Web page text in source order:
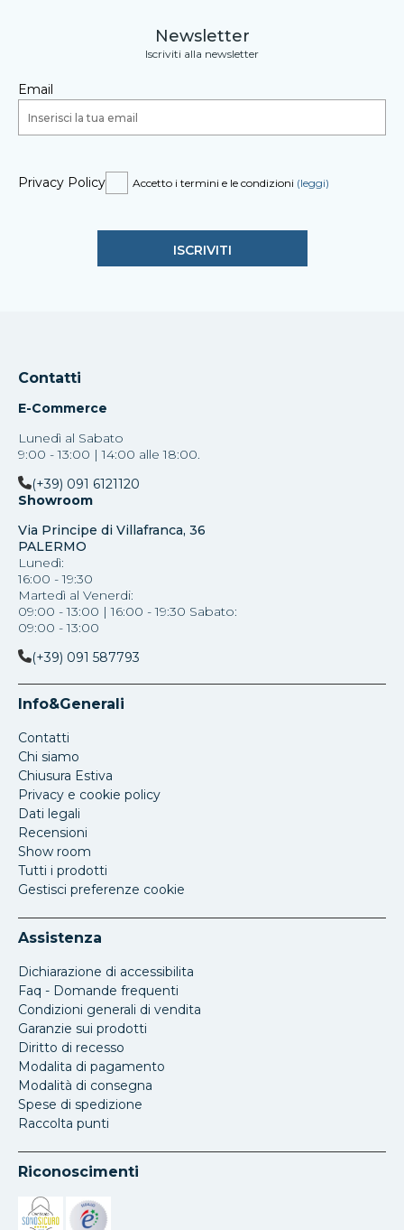
Newsletter
Iscriviti alla newsletter
Email
Privacy Policy Accetto i termini e le condizioni (leggi)
Contatti
E-Commerce
Lunedì al Sabato
9:00 - 13:00 | 14:00 alle 18:00.
(+39) 091 6121120
Showroom
Via Principe di Villafranca, 36
PALERMO
Lunedì:
16:00 - 19:30
Martedì al Venerdi:
09:00 - 13:00 | 16:00 - 19:30 Sabato:
09:00 - 13:00
(+39) 091 587793
Info&Generali
Contatti
Chi siamo
Chiusura Estiva
Privacy e cookie policy
Dati legali
Recensioni
Show room
Tutti i prodotti
Gestisci preferenze cookie
Assistenza
Dichiarazione di accessibilita
Faq - Domande frequenti
Condizioni generali di vendita
Garanzie sui prodotti
Diritto di recesso
Modalita di pagamento
Modalità di consegna
Spese di spedizione
Raccolta punti
Riconoscimenti